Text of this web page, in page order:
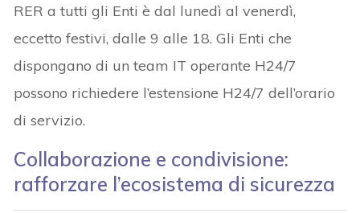
RER a tutti gli Enti è dal lunedì al venerdì,
eccetto festivi, dalle 9 alle 18. Gli Enti che
dispongano di un team IT operante H24/7
possono richiedere l’estensione H24/7 dell’orario
di servizio.
Collaborazione e condivisione:
rafforzare l’ecosistema di sicurezza